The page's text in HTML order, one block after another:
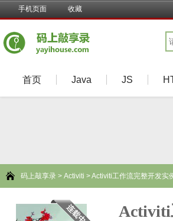
手机页面 收藏
首页 Java JS
码上敲享录 > Activiti > Activiti工作流完整开发实
Activiti